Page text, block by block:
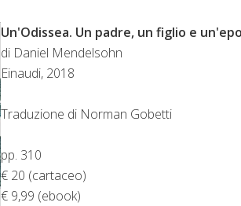
Un'Odissea. Un padre, un figlio e
di Daniel Mendelsohn
Einaudi, 2018
Traduzione di Norman Gobetti
pp. 310
€ 20 (cartaceo)
€ 9,99 (ebook)